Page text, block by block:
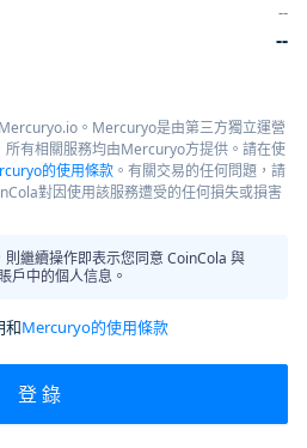
--
--
。Mercuryo是由第三方獨立運營
所有相關服務均由Mercuryo方提供。請在使
的使用條款 。有關交易的任何問題，請
對因使用該服務遭受的任何損失或損害
繼續操作即表示您同意 CoinCola 與
戶中的個人信息。
和Mercuryo的使用條款
登 錄